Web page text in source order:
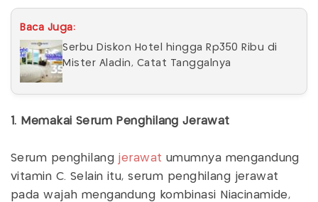
Baca Juga:
Serbu Diskon Hotel hingga Rp350 Ribu di
Mister Aladin, Catat Tanggalnya
1. Memakai Serum Penghilang Jerawat
Serum penghilang jerawat umumnya mengandung
vitamin C. Selain itu, serum penghilang jerawat
pada wajah mengandung kombinasi Niacinamide,